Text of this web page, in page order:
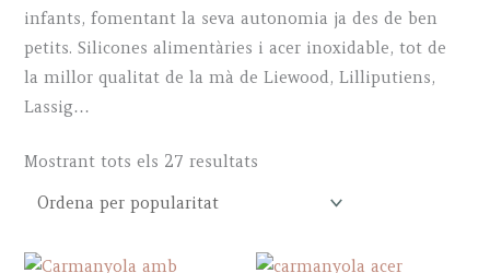
infants, fomentant la seva autonomia ja des de ben
petits. Silicones alimentàries i acer inoxidable, tot de
la millor qualitat de la mà de Liewood, Lilliputiens,
Lassig…
Mostrant tots els 27 resultats